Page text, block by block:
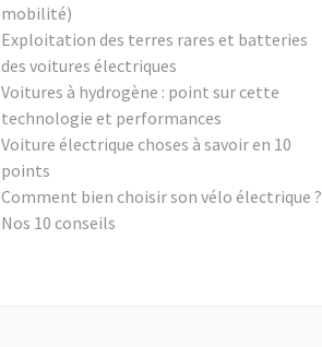
mobilité)
Exploitation des terres rares et batteries
des voitures électriques
Voitures à hydrogène : point sur cette
technologie et performances
Voiture électrique choses à savoir en 10
points
Comment bien choisir son vélo électrique ?
Nos 10 conseils